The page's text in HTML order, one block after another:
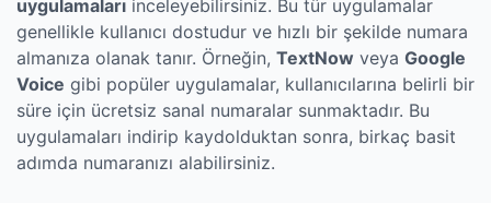
uygulamaları inceleyebilirsiniz. Bu tür uygulamalar
genellikle kullanıcı dostudur ve hızlı bir şekilde numara
almanıza olanak tanır. Örneğin, TextNow veya Google
Voice gibi popüler uygulamalar, kullanıcılarına belirli bir
süre için ücretsiz sanal numaralar sunmaktadır. Bu
uygulamaları indirip kaydolduktan sonra, birkaç basit
adımda numaranızı alabilirsiniz.